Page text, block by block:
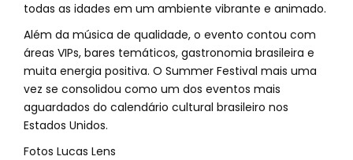
todas as idades em um ambiente vibrante e animado.
Além da música de qualidade, o evento contou com
áreas VIPs, bares temáticos, gastronomia brasileira e
muita energia positiva. O Summer Festival mais uma
vez se consolidou como um dos eventos mais
aguardados do calendário cultural brasileiro nos
Estados Unidos.
Fotos Lucas Lens